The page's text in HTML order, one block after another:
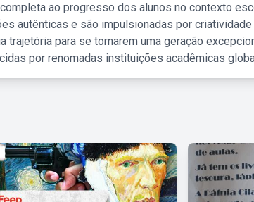
ao progresso dos alunos no contexto
autênticas e são impulsionadas por
trajetória para se tornarem uma geração
por renomadas instituições acadêmicas